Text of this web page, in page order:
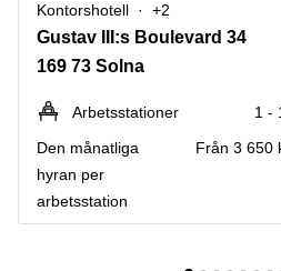
Verkstad
kontor
Skåne
Vasastan
Kontorshotell
Malmö
Coworking
Malmö
Kontorshotell
Huddinge
Kontorshotell +2
Gustav III:s Boulevard 34
169 73 Solna
Arbetsstationer
1 -
Den månatliga
hyran per
arbetsstation
Från 3 650